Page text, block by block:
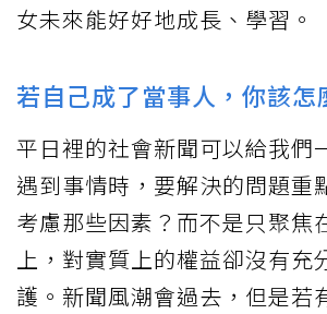
女未來能好好地成長、學習。
若自己成了當事人，你該怎
平日裡的社會新聞可以給我們
遇到事情時，要解決的問題重
考慮那些因素？而不是只聚焦
上，對實質上的權益卻沒有充
護。新聞風潮會過去，但是若